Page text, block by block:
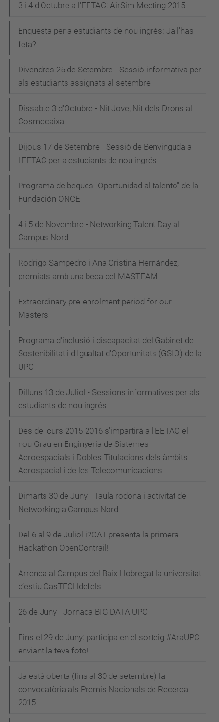
3 i 4 d'Octubre a l'EETAC: AirSim Meeting 2015
Enquesta per a estudiants de nou ingrés: Ja l'has
feta?
Divendres 25 de Setembre - Sessió informativa per
als estudiants assignats al setembre
Dissabte 3 d'Octubre - Nit Jove, Nit dels Drons al
Cosmocaixa
Dijous 17 de Setembre - Sessió de Benvinguda a
l'EETAC per a estudiants de nou ingrés
Programa de beques "Oportunidad al talento" de la
Fundación ONCE
4 i 5 de Novembre - Networking Talent Day al
Campus Nord
Rodrigo Sampedro i Ana Cristina Hernández,
premiats amb una beca del MASTEAM
Extraordinary pre-enrolment period for our
Masters
Programa d'inclusió i discapacitat del Gabinet de
Sostenibilitat i d'Igualtat d'Oportunitats (GSIO) de la
UPC
Dilluns 13 de Juliol - Sessions informatives per als
estudiants de nou ingrés
Des del curs 2015-2016 s'impartirà a l'EETAC el
nou Grau en Enginyeria de Sistemes
Aeroespacials i Dobles Titulacions dels àmbits
Aerospacial i de les Telecomunicacions
Dimarts 30 de Juny - Taula rodona i activitat de
Networking a Campus Nord
Del 6 al 9 de Juliol i2CAT presenta la primera
Hackathon OpenContrail!
Arrenca al Campus del Baix Llobregat la universitat
d’estiu CasTECHdefels
26 de Juny - Jornada BIG DATA UPC
Fins el 29 de Juny: participa en el sorteig #AraUPC
enviant la teva foto!
Ja està oberta (fins al 30 de setembre) la
convocatòria als Premis Nacionals de Recerca
2015